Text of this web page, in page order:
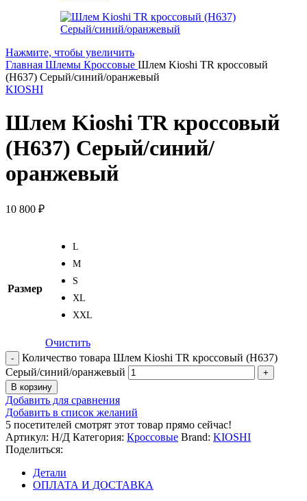
Нажмите, чтобы увеличить
Главная Шлемы Кроссовые Шлем Kioshi TR кроссовый
(H637) Серый/синий/оранжевый
KIOSHI
Шлем Kioshi TR кроссовый
(H637) Серый/синий/
оранжевый
10 800 ₽
Размер
L
M
S
XL
XXL
Очистить
Количество товара Шлем Kioshi TR кроссовый (H637)
Серый/синий/оранжевый
В корзину
Добавить для сравнения
Добавить в список желаний
5 посетителей смотрят этот товар прямо сейчас!
Артикул: Н/Д Категория: Кроссовые Brand: KIOSHI
Поделиться:
Детали
ОПЛАТА И ДОСТАВКА